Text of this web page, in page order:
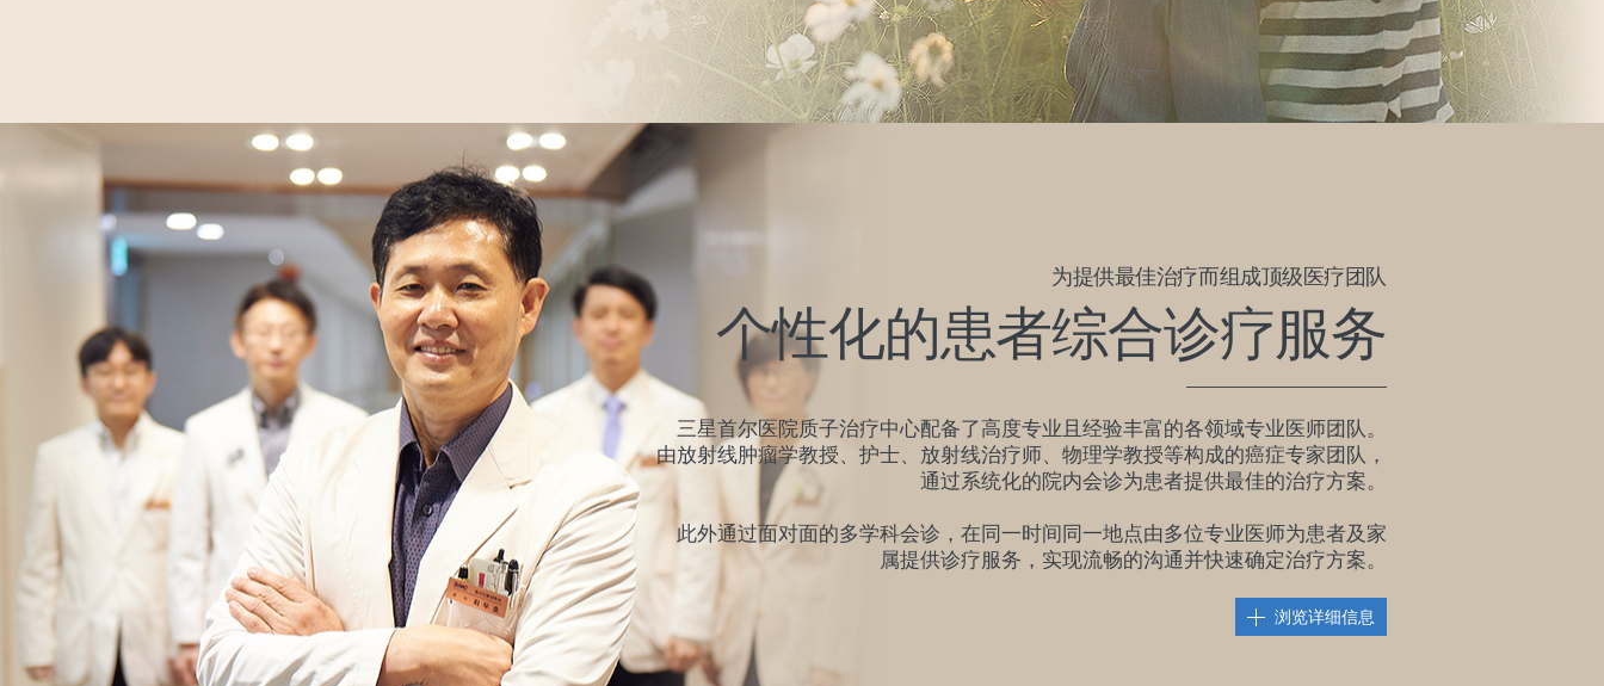
为提供最佳治疗而组成顶级医疗团队
个性化的患者综合诊疗服务
三星首尔医院质子治疗中心配备了高度专业且经验丰富的各领域专业医师团队。
由放射线肿瘤学教授、护士、放射线治疗师、物理学教授等构成的癌症专家团队，
通过系统化的院内会诊为患者提供最佳的治疗方案。
此外通过面对面的多学科会诊，在同一时间同一地点由多位专业医师为患者及家
属提供诊疗服务，实现流畅的沟通并快速确定治疗方案。
浏览详细信息